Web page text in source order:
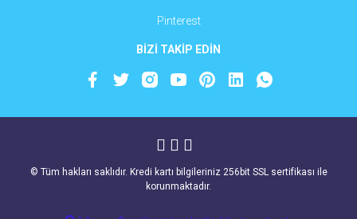
Pinterest
BİZİ TAKİP EDİN
© Tüm hakları saklıdır. Kredi kartı bilgileriniz 256bit SSL sertifikası ile
korunmaktadır.